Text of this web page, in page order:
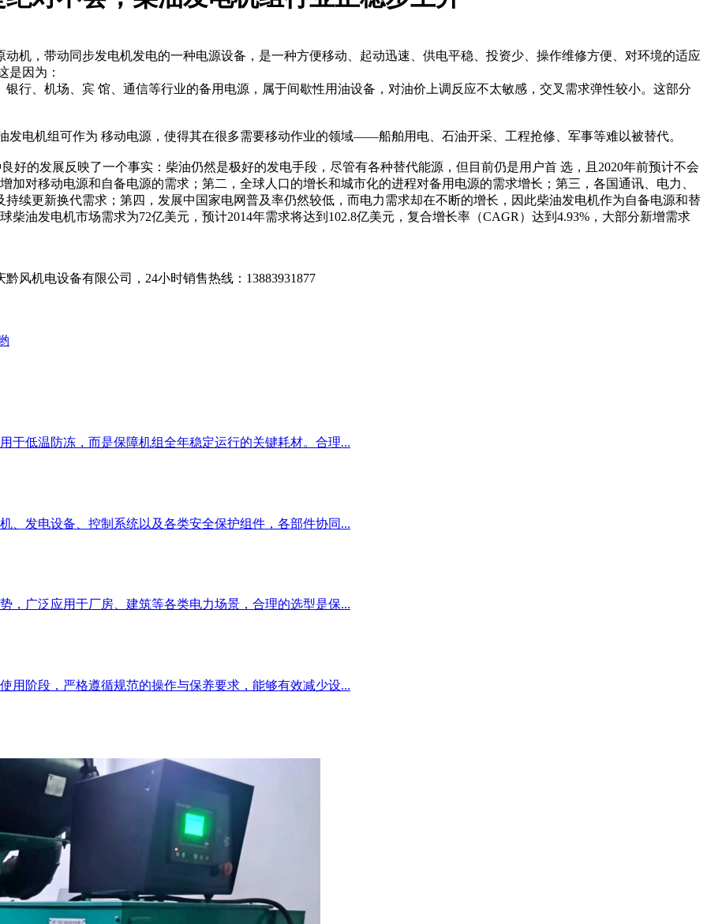
动机，带动同步发电机发电的一种电源设备，是一种方便移动、起动迅速、供电平稳、投资少、操作维修方便、对环境的适应
是因为：
行、机场、宾 馆、通信等行业的备用电源，属于间歇性用油设备，对油价上调反应不太敏感，交叉需求弹性较小。这部分
发电机组可作为 移动电源，使得其在很多需要移动作业的领域——船舶用电、石油开采、工程抢修、军事等难以被替代。
的发展反映了一个事实：柴油仍然是极好的发电手段，尽管有各种替代能源，但目前仍是用户首 选，且2020年前预计不会
对移动电源和自备电源的需求；第二，全球人口的增长和城市化的进程对备用电源的需求增长；第三，各国通讯、电力、
续更新换代需求；第四，发展中国家电网普及率仍然较低，而电力需求却在不断的增长，因此柴油发电机作为自备电源和替
柴油发电机市场需求为72亿美元，预计2014年需求将达到102.8亿美元，复合增长率（CAGR）达到4.93%，大部分新增需求
风机电设备有限公司，24小时销售热线：13883931877
于低温防冻，而是保障机组全年稳定运行的关键耗材。合理...
、发电设备、控制系统以及各类安全保护组件，各部件协同...
，广泛应用于厂房、建筑等各类电力场景，合理的选型是保...
用阶段，严格遵循规范的操作与保养要求，能够有效减少设...